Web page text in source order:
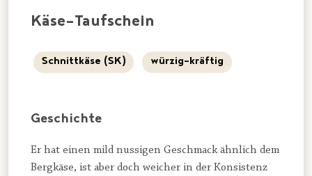
Käse-Taufschein
Schnittkäse (SK) würzig-kräftig
Geschichte
Er hat einen mild nussigen Geschmack ähnlich dem
Bergkäse, ist aber doch weicher in der Konsistenz